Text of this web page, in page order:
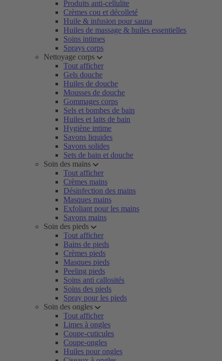
Produits anti-cellulite
Crèmes cou et décolleté
Huile & infusion pour sauna
Huiles de massage & huiles essentielles
Soins intimes
Sprays corps
Nettoyage corps
Tout afficher
Gels douche
Huiles de douche
Mousses de douche
Gommages corps
Sels et bombes de bain
Huiles et laits de bain
Hygiène intime
Savons liquides
Savons solides
Sets de bain et douche
Soin des mains
Tout afficher
Crèmes mains
Désinfection des mains
Masques mains
Exfoliant pour les mains
Savons mains
Soin des pieds
Tout afficher
Bains de pieds
Crèmes pieds
Masques pieds
Peeling pieds
Soins anti callosités
Soins des pieds
Spray pour les pieds
Soin des ongles
Tout afficher
Limes à ongles
Coupe-cuticules
Coupe-ongles
Huiles pour ongles